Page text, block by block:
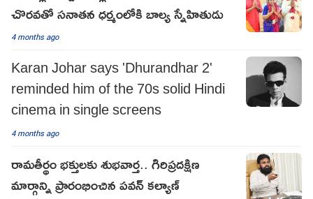
చొరవతో సనాతన ధర్మంలోకి బాల్య స్నేహితుడు
4 months ago
Karan Johar says 'Dhurandhar 2'
reminded him of the 70s solid Hindi
cinema in single screens
4 months ago
రామతీర్థం భక్తులకు శుభవార్త.. గిరిప్రదక్షిణ
మార్గాన్ని ప్రారంభించిన పవన్ కల్యాణ్